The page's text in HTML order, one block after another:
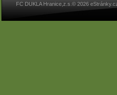
FC DUKLA Hranice,z.s.© 2026